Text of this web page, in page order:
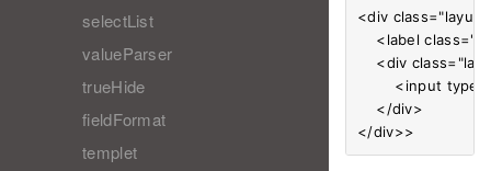
selectList
valueParser
trueHide
fieldFormat
templet
<div class="layui-
<label
<div
<input
    </div>